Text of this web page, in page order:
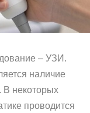
– УЗИ.
наличие
В некоторых
проводится